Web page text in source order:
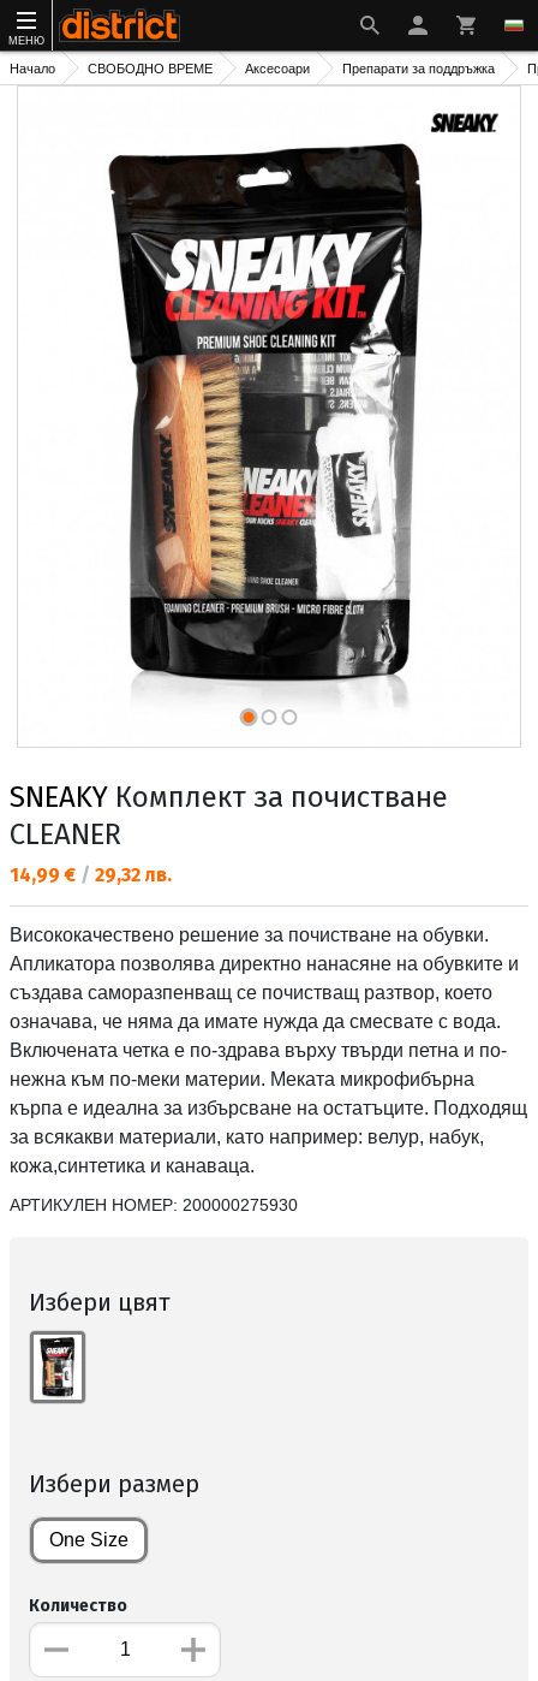
МЕНЮ
Начало СВОБОДНО ВРЕМЕ Аксесоари Препарати за поддръжка
SNEAKY Комплект за почистване
CLEANER
Текуща цена:
14,99 € / 29,32 лв.
Висококачествено решение за почистване на обувки.
Апликатора позволява директно нанасяне на обувките и
създава саморазпенващ се почистващ разтвор, което
означава, че няма да имате нужда да смесвате с вода.
Включената четка е по-здрава върху твърди петна и по-
нежна към по-меки материи. Меката микрофибърна
кърпа е идеална за избърсване на остатъците. Подходящ
за всякакви материали, като например: велур, набук,
кожа,синтетика и канаваца.
АРТИКУЛЕН НОМЕР: 200000275930
Избери цвят
Избери размер
One Size
Количество